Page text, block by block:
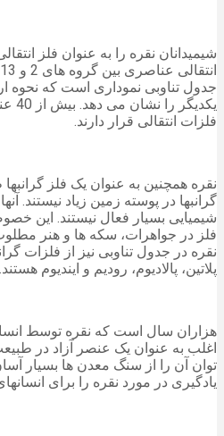
شیمیدانان نقره را به عنوان فلز
جدول تناوبی نموداری است که نحوه
فلزات انتقالی قرار دارند.
نقره همچنین به عنوان یک فلز
گرانبها در پوسته زمین زیاد نیستند.
شیمیایی بسیار فعال نیستند. این
نقره در جدول تناوبی نیز از فلزات
پلاتین، پالادیوم، رودیم و ایندیوم هستند.
هزاران سال است که نقره توسط
اغلب به عنوان یک عنصر آزاد در
توان آن را از سنگ معدن ها بسیار
یادگیری در مورد نقره را برای